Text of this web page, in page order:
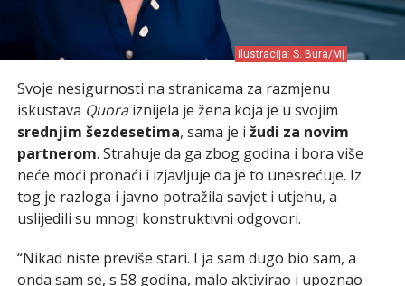
ilustracija: S. Bura/Mj
Svoje nesigurnosti na stranicama za razmjenu
iskustava Quoraiznijela je žena koja je u svojim
srednjim šezdesetima, sama je i žudi za novim
partnerom. Strahuje da ga zbog godina i bora više
neće moći pronaći i izjavljuje da je to unesrećuje. Iz
tog je razloga i javno potražila savjet i utjehu, a
uslijedili su mnogi konstruktivni odgovori.
“Nikad niste previše stari. I ja sam dugo bio sam, a
onda sam se, s 58 godina, malo aktivirao i upoznao